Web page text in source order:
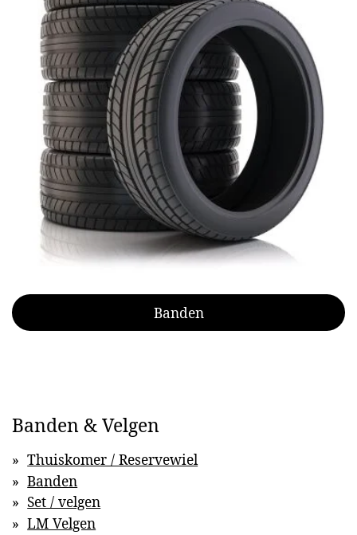
Banden
Banden & Velgen
Thuiskomer / Reservewiel
Banden
Set / velgen
LM Velgen